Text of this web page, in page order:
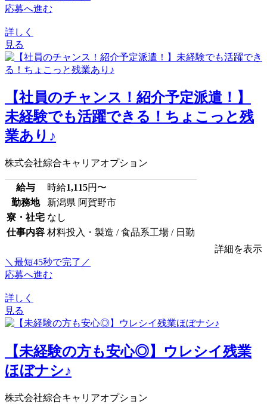
応募へ進む
詳しく
見る
【社員のチャンス！紹介予定派遣！】
未経験でも活躍できる！ちょこっと残
業あり♪
株式会社綜合キャリアオプション
給与 時給1,115円〜
勤務地
新潟県 阿賀野市
寮・社宅 なし
仕事内容 材料投入・製造 / 食品系工場 / 日勤
詳細を表示
＼最短45秒で完了／
応募へ進む
詳しく
見る
【未経験の方も安心◎】ウレシイ残業
ほぼナシ♪
株式会社綜合キャリアオプション